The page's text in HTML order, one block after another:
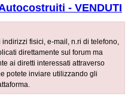
- VENDUTI
fisici, e-mail, n.ri di telefono,
direttamente sul forum ma
ai diretti interessati attraverso
potete inviare utilizzando gli